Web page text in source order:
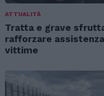
ATTUALITÀ
Tratta e grave
rafforzare
vittime